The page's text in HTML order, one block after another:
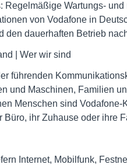
Regelmäßige Wartungs-
von Vodafone in
den dauerhaften Betrieb
| Wer wir sind
führenden
und Maschinen, Familien
Menschen sind
Büro, ihr Zuhause oder ihre
Internet, Mobilfunk,